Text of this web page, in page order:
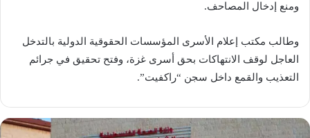
ومنع إدخال المصاحف.
وطالب مكتب إعلام الأسرى المؤسسات الحقوقية الدولية بالتدخل
العاجل لوقف الانتهاكات بحق أسرى غزة، وفتح تحقيق في جرائم
التعذيب والقمع داخل سجن “راكفيت”.